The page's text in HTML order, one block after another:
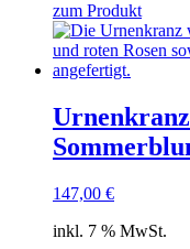
zum Produkt
147,00 €
inkl. 7 % MwSt.